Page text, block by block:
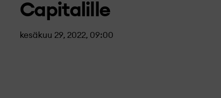
Capitalille
kesäkuu 29, 2022, 09:00